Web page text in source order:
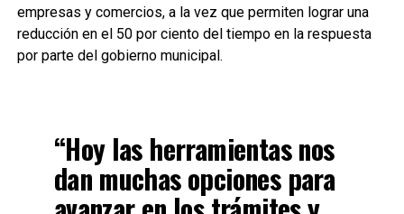
empresas y comercios, a la vez que permiten lograr una
reducción en el 50 por ciento del tiempo en la respuesta
por parte del gobierno municipal.
“Hoy las herramientas nos
dan muchas opciones para